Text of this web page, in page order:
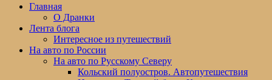
ОсновноеГлавная
О Дранки
Лента блога
Интересное из путешествий
На авто по России
На авто по Русскому Северу
Кольский полуостров. Автопутешествия